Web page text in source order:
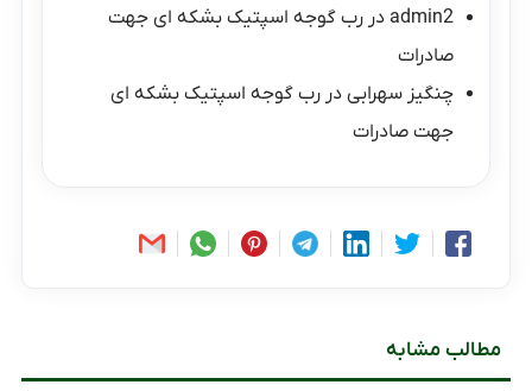
admin2 دررب گوجه اسپتیک بشکه ای جهت
صادرات
چنگیز سهرابی دررب گوجه اسپتیک بشکه ای
جهت صادرات
مطالب مشابه